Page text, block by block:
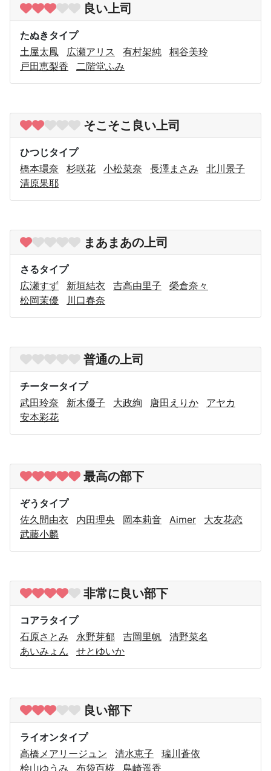
良い上司
たぬきタイプ
土屋太鳳
広瀬アリス 有村架純
桐谷美玲
戸田恵梨香
二階堂ふみ
そこそこ良い上司
ひつじタイプ
橋本環奈
杉咲花 小松菜奈 長澤まさみ
北川景子
清原果耶
まあまあの上司
さるタイプ
広瀬すず
新垣結衣 吉高由里子
榮倉奈々
松岡茉優
川口春奈
普通の上司
チータータイプ
武田玲奈
新木優子 大政絢 唐田えりか
アヤカ
安本彩花
最高の部下
ぞうタイプ
佐久間由衣
内田理央 岡本莉音 Aimer
大友花恋
武藤小麟
非常に良い部下
コアラタイプ
石原さとみ
永野芽郁 吉岡里帆
清野菜名
あいみょん
せとゆいか
良い部下
ライオンタイプ
高橋メアリージュン
清水恵子
瑞川蒼依
桧山ゆうみ
布袋百椛 島崎遥香